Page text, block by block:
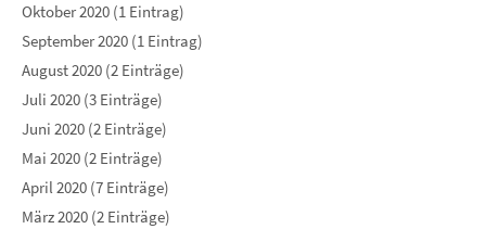
Oktober 2020 (1 Eintrag)
September 2020 (1 Eintrag)
August 2020 (2 Einträge)
Juli 2020 (3 Einträge)
Juni 2020 (2 Einträge)
Mai 2020 (2 Einträge)
April 2020 (7 Einträge)
März 2020 (2 Einträge)